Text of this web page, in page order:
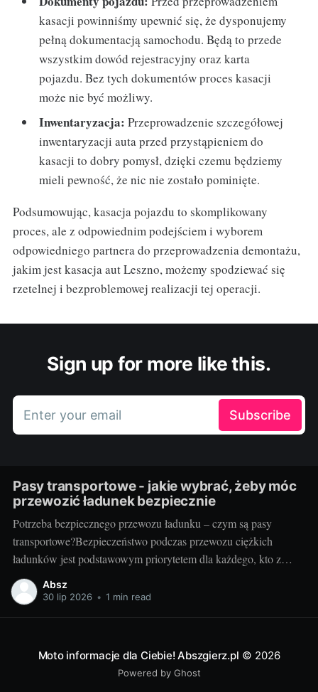
kasacji powinniśmy upewnić się, że dysponujemy
pełną dokumentacją samochodu. Będą to przede
wszystkim dowód rejestracyjny oraz karta
pojazdu. Bez tych dokumentów proces kasacji
może nie być możliwy.
Inwentaryzacja: Przeprowadzenie szczegółowej
inwentaryzacji auta przed przystąpieniem do
kasacji to dobry pomysł, dzięki czemu będziemy
mieli pewność, że nic nie zostało pominięte.
Podsumowując, kasacja pojazdu to skomplikowany
proces, ale z odpowiednim podejściem i wyborem
odpowiedniego partnera do przeprowadzenia demontażu,
jakim jest kasacja aut Leszno, możemy spodziewać się
rzetelnej i bezproblemowej realizacji tej operacji.
Sign up for more like this.
Enter your email Subscribe
Pasy transportowe - jakie wybrać, żeby móc
przewozić ładunek bezpiecznie
Potrzeba bezpiecznego przewozu ładunku – czym są pasy
transportowe?Bezpieczeństwo podczas przewozu ciężkich
ładunków jest podstawowym priorytetem dla każdego, kto z
powodzeniem chce prowadzić biznes w branży transportowej.
Aby zapewnić stabilność mocowania oraz uniknąć potencjalnie
kluczowych elementów tego
Absz
30 lip 2026 • 1 min read
Moto informacje dla Ciebie! Abszgierz.pl © 2026
Powered by Ghost